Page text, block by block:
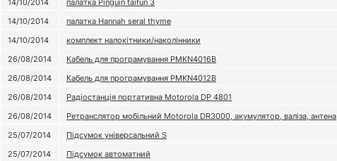
14/10/2014
палатка Hannah seral thyme
14/10/2014
комплект налокітники/наколінники
26/08/2014
Кабель для програмування PMKN4016B
26/08/2014
Кабель для програмування PMKN4012B
26/08/2014
Радіостанція портативна Motorola DP 4801
26/08/2014
Ретранслятор мобільний Motorola DR3000, акумулятор, валіза, антена
25/07/2014
Підсумок універсальний S
25/07/2014
Підсумок автоматний